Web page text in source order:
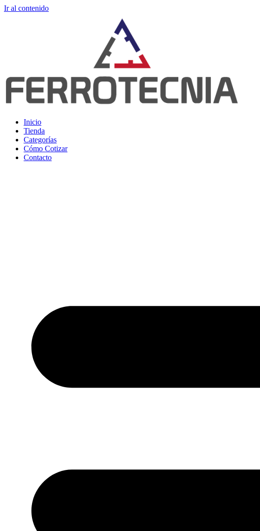
Ir al contenido
Inicio
Tienda
Categorías
Cómo Cotizar
Contacto